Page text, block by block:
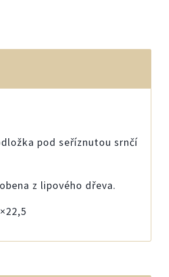
pod seříznutou srnčí
z lipového dřeva.